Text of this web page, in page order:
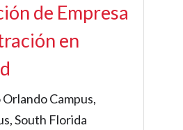
de Empresa
en
Campus,
South Florida